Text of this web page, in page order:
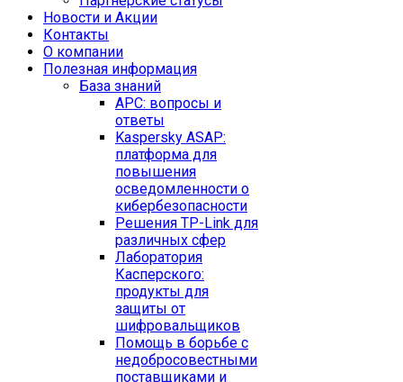
Новости и Акции
Контакты
O компании
Полезная информация
База знаний
APC: вопросы и
ответы
Kaspersky ASAP:
платформа для
повышения
осведомленности о
кибербезопасности
Решения TP-Link для
различных сфер
Лаборатория
Касперского:
продукты для
защиты от
шифровальщиков
Помощь в борьбе с
недобросовестными
поставщиками и